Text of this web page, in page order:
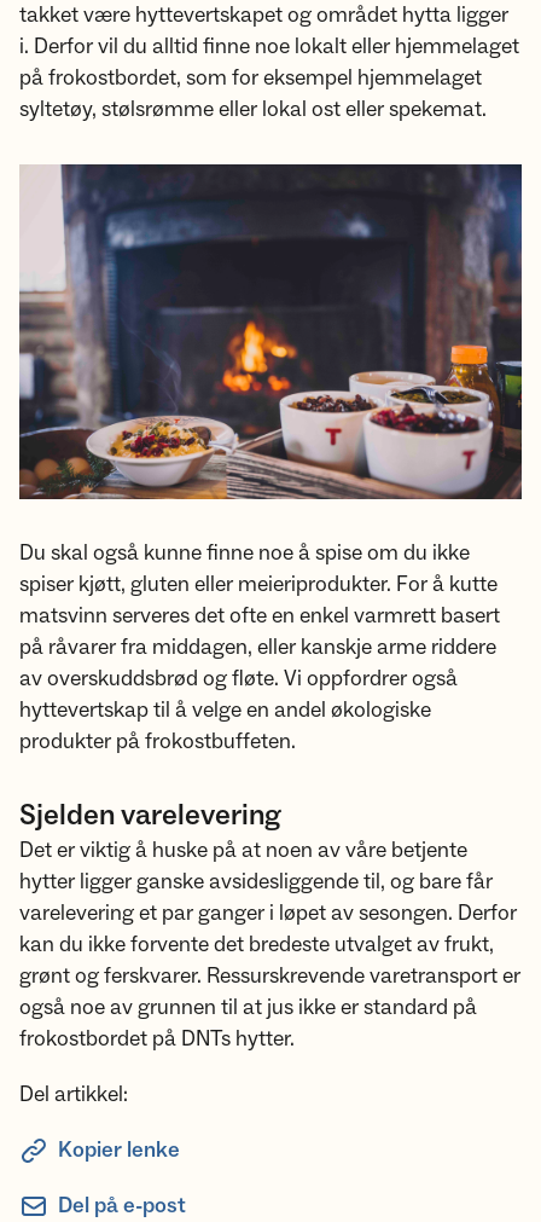
takket være hyttevertskapet og området hytta ligger
i. Derfor vil du alltid finne noe lokalt eller hjemmelaget
på frokostbordet, som for eksempel hjemmelaget
syltetøy, stølsrømme eller lokal ost eller spekemat.
Du skal også kunne finne noe å spise om du ikke
spiser kjøtt, gluten eller meieriprodukter. For å kutte
matsvinn serveres det ofte en enkel varmrett basert
på råvarer fra middagen, eller kanskje arme riddere
av overskuddsbrød og fløte. Vi oppfordrer også
hyttevertskap til å velge en andel økologiske
produkter på frokostbuffeten.
Sjelden varelevering
Det er viktig å huske på at noen av våre betjente
hytter ligger ganske avsidesliggende til, og bare får
varelevering et par ganger i løpet av sesongen. Derfor
kan du ikke forvente det bredeste utvalget av frukt,
grønt og ferskvarer. Ressurskrevende varetransport er
også noe av grunnen til at jus ikke er standard på
frokostbordet på DNTs hytter.
Del artikkel:
Kopier lenke
Del på e-post